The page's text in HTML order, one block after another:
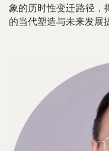
象的历时性变迁路径，
的当代塑造与未来发展